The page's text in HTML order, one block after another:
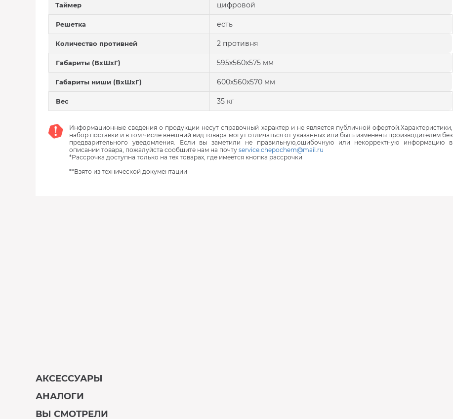
Таймер цифровой
Решетка есть
Количество противней 2 противня
Габариты (ВхШхГ) 595х560х575 мм
Габариты ниши (ВхШхГ) 600х560х570 мм
Вес 35 кг
Информационные сведения о продукции несут справочный характер и не является публичной офертой.Характеристики,
набор поставки и в том числе внешний вид товара могут отличаться от указанных или быть изменены производителем без
предварительного уведомления. Если вы заметили не правильную,ошибочную или некорректную информацию в
описании товара, пожалуйста сообщите нам на почту service.chepochem@mail.ru
*Рассрочка доступна только на тех товарах, где имеется кнопка рассрочки
**Взято из технической документации
АКСЕССУАРЫ
АНАЛОГИ
ВЫ СМОТРЕЛИ